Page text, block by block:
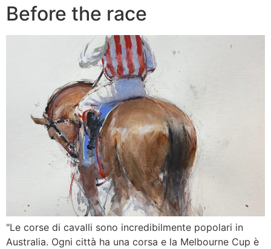
Before the race
"Le corse di cavalli sono incredibilmente popolari in
Australia. Ogni città ha una corsa e la Melbourne Cup è